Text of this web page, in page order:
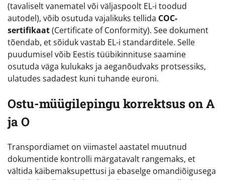
(tavaliselt vanematel või väljaspoolt EL-i toodud
autodel), võib osutuda vajalikuks tellida COC-
sertifikaat(Certificate of Conformity). See dokument
tõendab, et sõiduk vastab EL-i standarditele. Selle
puudumisel võib Eestis tüübikinnituse saamine
osutuda väga kulukaks ja aeganõudvaks protsessiks,
ulatudes sadadest kuni tuhande euroni.
Ostu-müügilepingu korrektsus on A
ja O
Transpordiamet on viimastel aastatel muutnud
dokumentide kontrolli märgatavalt rangemaks, et
vältida käibemaksupettusi ja ebaselge omandiõigusega